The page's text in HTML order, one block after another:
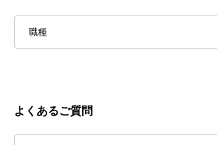
職種
よくあるご質問